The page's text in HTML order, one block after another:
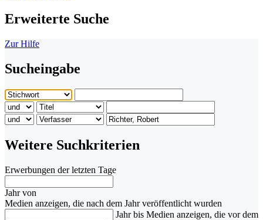
Erweiterte Suche
Zur Hilfe
Sucheingabe
Weitere Suchkriterien
Erwerbungen der letzten Tage
Jahr von
Medien anzeigen, die nach dem Jahr veröffentlicht wurden
Jahr bis Medien anzeigen, die vor dem